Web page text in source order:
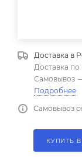
Доставка в
Доставка
Самовывоз
Подробнее
Самовывоз
КУПИТЬ